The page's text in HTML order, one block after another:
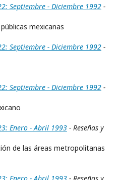
Septiembre - Diciembre 1992 -
mexicanas
Septiembre - Diciembre 1992 -
Septiembre - Diciembre 1992 -
Enero - Abril 1993 - Reseñas y
de las áreas metropolitanas